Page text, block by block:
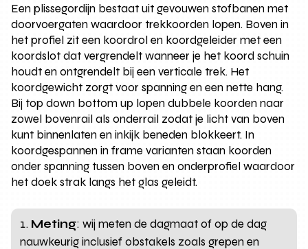
Een plissegordijn bestaat uit gevouwen stofbanen met
doorvoergaten waardoor trekkoorden lopen. Boven in
het profiel zit een koordrol en koordgeleider met een
koordslot dat vergrendelt wanneer je het koord schuin
houdt en ontgrendelt bij een verticale trek. Het
koordgewicht zorgt voor spanning en een nette hang.
Bij top down bottom up lopen dubbele koorden naar
zowel bovenrail als onderrail zodat je licht van boven
kunt binnenlaten en inkijk beneden blokkeert. In
koordgespannen in frame varianten staan koorden
onder spanning tussen boven en onderprofiel waardoor
het doek strak langs het glas geleidt.
Meting: wij meten de dagmaat of op de dag
nauwkeurig inclusief obstakels zoals grepen en